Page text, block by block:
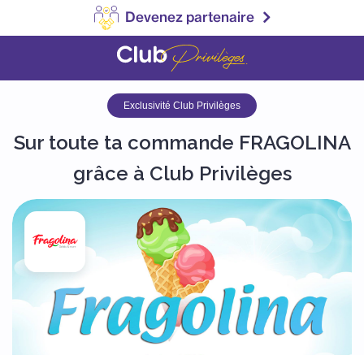
Devenez partenaire
Exclusivité Club Privilèges
Sur toute ta commande FRAGOLINA
grâce à Club Privilèges